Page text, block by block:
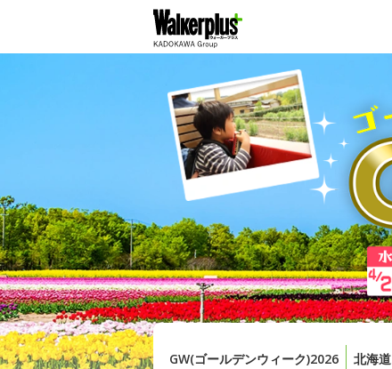
GW(ゴールデンウィーク)2026 北海道